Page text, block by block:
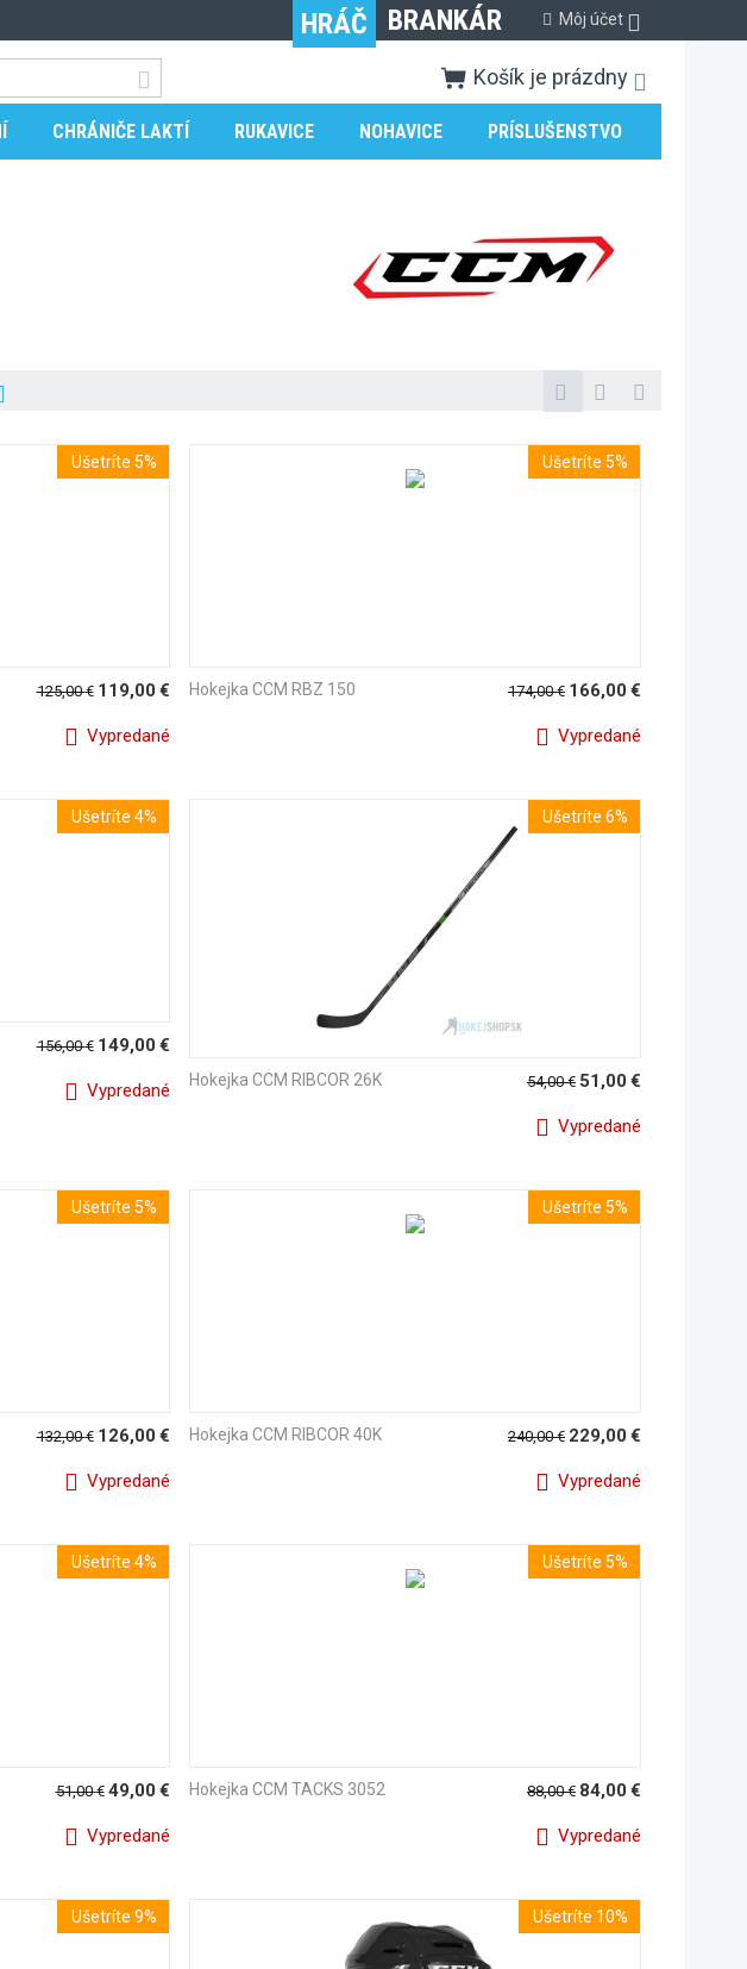
Môj účet
HRÁČ BRANKÁR
Košík je prázdny
CHRÁNIČE LAKTÍ RUKAVICE NOHAVICE PRÍSLUŠENSTVO
Ušetríte 5%
125,00 € 119,00 €
Vypredané
Ušetríte 5%
Hokejka CCM RBZ 150 174,00 € 166,00 €
Vypredané
Ušetríte 4%
156,00 € 149,00 €
Vypredané
Ušetríte 6%
Hokejka CCM RIBCOR 26K 54,00 € 51,00 €
Vypredané
Ušetríte 5%
132,00 € 126,00 €
Vypredané
Ušetríte 5%
Hokejka CCM RIBCOR 40K 240,00 € 229,00 €
Vypredané
Ušetríte 4%
51,00 € 49,00 €
Vypredané
Ušetríte 5%
Hokejka CCM TACKS 3052 88,00 € 84,00 €
Vypredané
Ušetríte 9% Ušetríte 10%